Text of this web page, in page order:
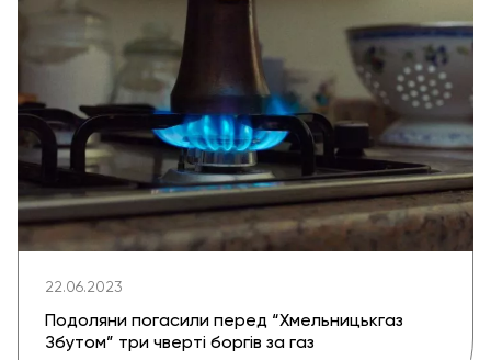
22.06.2023
Подоляни погасили перед “Хмельницькгаз
Збутом” три чверті боргів за газ